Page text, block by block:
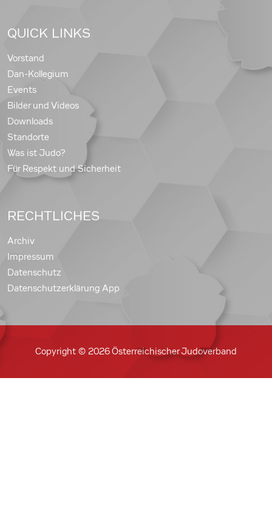
QUICK LINKS
Vorstand
Dan-Kollegium
Events
Bilder und Videos
Downloads
Standorte
Was ist Judo?
Für Respekt und Sicherheit
RECHTLICHES
Archiv
Impressum
Datenschutz
Datenschutzerklärung App
Copyright © 2026 Österreichischer Judoverband